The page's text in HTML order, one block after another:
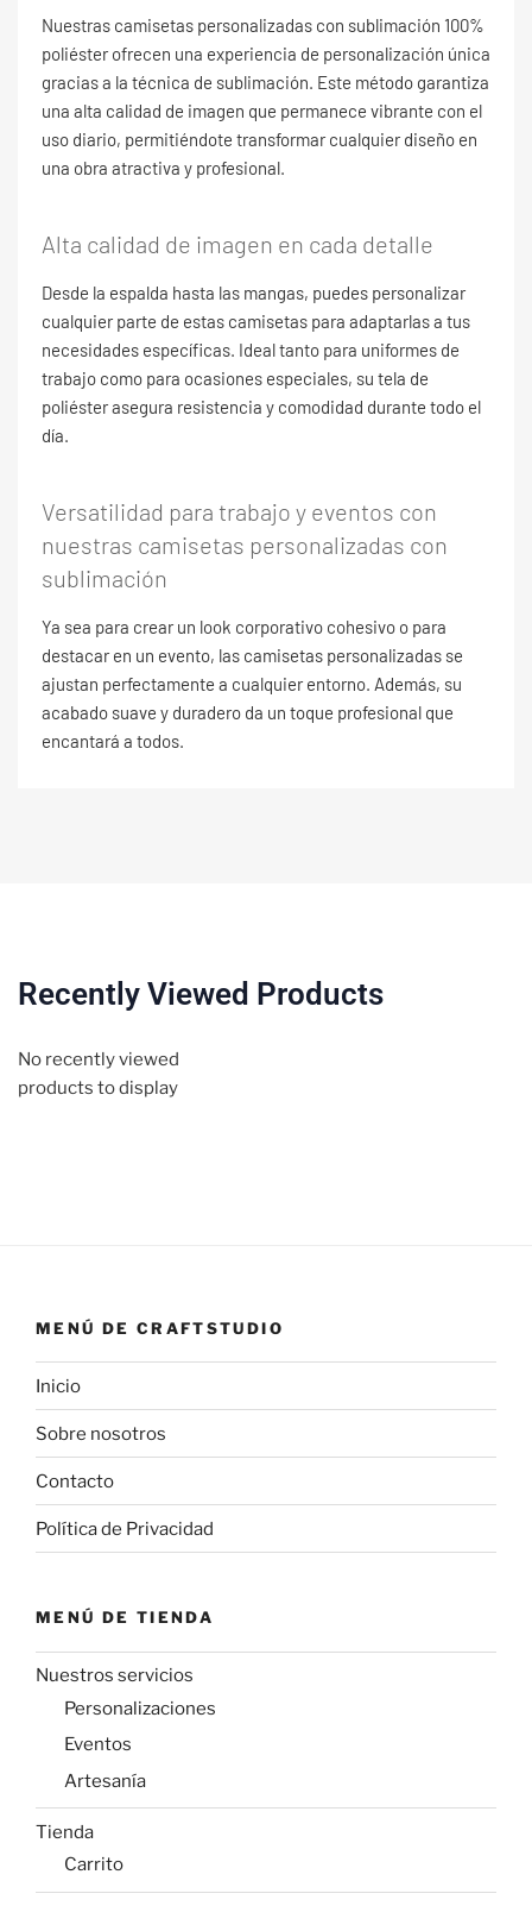
Nuestras camisetas personalizadas con sublimación 100%
poliéster ofrecen una experiencia de personalización única
gracias a la técnica de sublimación. Este método garantiza
una alta calidad de imagen que permanece vibrante con el
uso diario, permitiéndote transformar cualquier diseño en
una obra atractiva y profesional.
Alta calidad de imagen en cada detalle
Desde la espalda hasta las mangas, puedes personalizar
cualquier parte de estas camisetas para adaptarlas a tus
necesidades específicas. Ideal tanto para uniformes de
trabajo como para ocasiones especiales, su tela de
poliéster asegura resistencia y comodidad durante todo el
día.
Versatilidad para trabajo y eventos con
nuestras camisetas personalizadas con
sublimación
Ya sea para crear un look corporativo cohesivo o para
destacar en un evento, las camisetas personalizadas se
ajustan perfectamente a cualquier entorno. Además, su
acabado suave y duradero da un toque profesional que
encantará a todos.
Recently Viewed Products
No recently viewed
products to display
MENÚ DE CRAFTSTUDIO
Inicio
Sobre nosotros
Contacto
Política de Privacidad
MENÚ DE TIENDA
Nuestros servicios
Personalizaciones
Eventos
Artesanía
Tienda
Carrito